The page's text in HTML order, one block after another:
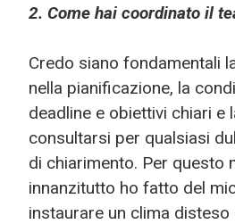
2. Come hai coordinato il
Credo siano fondamentali
nella pianificazione, la
deadline e obiettivi chiari e
consultarsi per qualsiasi
di chiarimento. Per questo
innanzitutto ho fatto del
instaurare un clima disteso